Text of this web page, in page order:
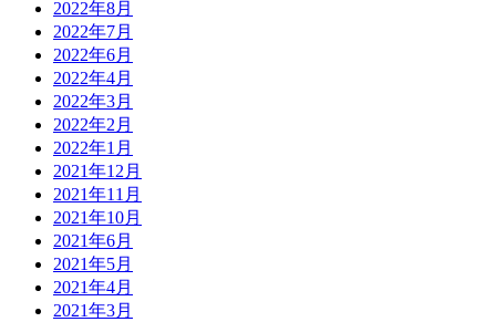
2022年8月
2022年7月
2022年6月
2022年4月
2022年3月
2022年2月
2022年1月
2021年12月
2021年11月
2021年10月
2021年6月
2021年5月
2021年4月
2021年3月